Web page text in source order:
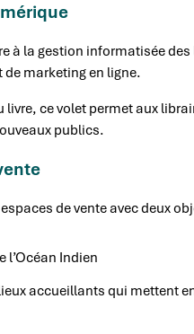
à la gestion informatisée
marketing en ligne.
ce volet permet aux
publics.
de vente avec deux
l’Océan Indien
accueillants qui mettent